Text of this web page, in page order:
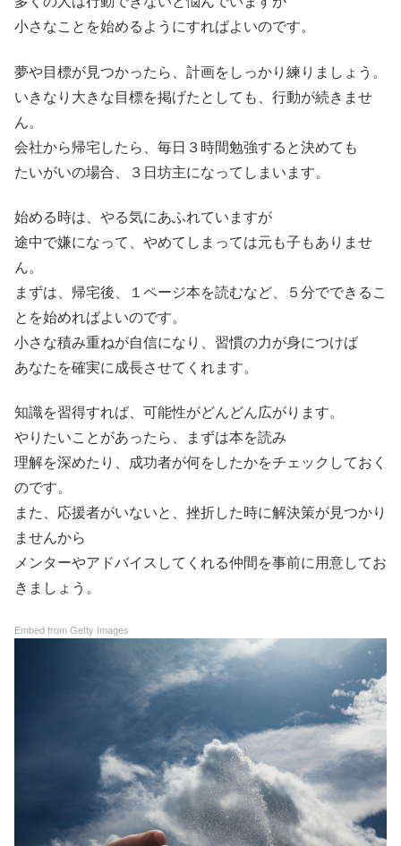
小さなことを始めるようにすればよいのです。
夢や目標が見つかったら、計画をしっかり練りましょう。
いきなり大きな目標を掲げたとしても、行動が続きませ
ん。
会社から帰宅したら、毎日３時間勉強すると決めても
たいがいの場合、３日坊主になってしまいます。
始める時は、やる気にあふれていますが
途中で嫌になって、やめてしまっては元も子もありませ
ん。
まずは、帰宅後、１ページ本を読むなど、５分でできるこ
とを始めればよいのです。
小さな積み重ねが自信になり、習慣の力が身につけば
あなたを確実に成長させてくれます。
知識を習得すれば、可能性がどんどん広がります。
やりたいことがあったら、まずは本を読み
理解を深めたり、成功者が何をしたかをチェックしておく
のです。
また、応援者がいないと、挫折した時に解決策が見つかり
ませんから
メンターやアドバイスしてくれる仲間を事前に用意してお
きましょう。
Embed from Getty Images